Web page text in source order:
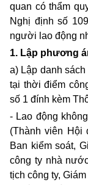
quan có thẩm
Nghị định số
người lao động
1. Lập phương
a) Lập danh
tại thời điểm
số 1 đính kèm
- Lao động
(Thành viên Hội
Ban kiểm soát,
công ty nhà
tịch công ty,